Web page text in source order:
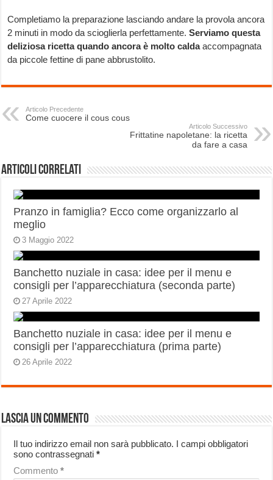
Completiamo la preparazione lasciando andare la provola ancora
2 minuti in modo da scioglierla perfettamente.Serviamo questa
deliziosa ricetta quando ancora è molto caldaaccompagnata
da piccole fettine di pane abbrustolito.
Articolo Precedente
Come cuocere il cous cous
Articolo Successivo
Frittatine napoletane: la ricetta
da fare a casa
Articoli correlati
Pranzo in famiglia? Ecco come organizzarlo al
meglio
3 Maggio 2022
Banchetto nuziale in casa: idee per il menu e
consigli per l’apparecchiatura (seconda parte)
27 Aprile 2022
Banchetto nuziale in casa: idee per il menu e
consigli per l’apparecchiatura (prima parte)
26 Aprile 2022
Lascia un commento
Il tuo indirizzo email non sarà pubblicato. I campi obbligatori
sono contrassegnati*
Commento*